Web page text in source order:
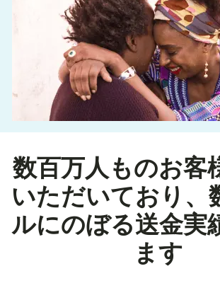
数百万人ものお客
いただいており、
ルにのぼる送金実
ます